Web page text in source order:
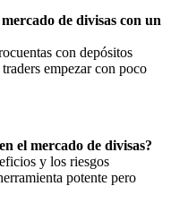
de divisas con un
con depósitos
empezar con poco
el mercado de divisas?
y los riesgos
potente pero